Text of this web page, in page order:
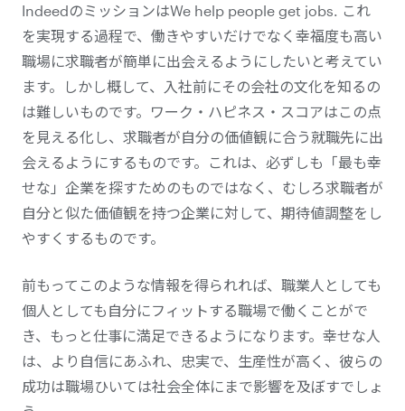
IndeedのミッションはWe help people get jobs. これ
を実現する過程で、働きやすいだけでなく幸福度も高い
職場に求職者が簡単に出会えるようにしたいと考えてい
ます。しかし概して、入社前にその会社の文化を知るの
は難しいものです。ワーク・ハピネス・スコアはこの点
を見える化し、求職者が自分の価値観に合う就職先に出
会えるようにするものです。これは、必ずしも「最も幸
せな」企業を探すためのものではなく、むしろ求職者が
自分と似た価値観を持つ企業に対して、期待値調整をし
やすくするものです。
前もってこのような情報を得られれば、職業人としても
個人としても自分にフィットする職場で働くことがで
き、もっと仕事に満足できるようになります。幸せな人
は、より自信にあふれ、忠実で、生産性が高く、彼らの
成功は職場ひいては社会全体にまで影響を及ぼすでしょ